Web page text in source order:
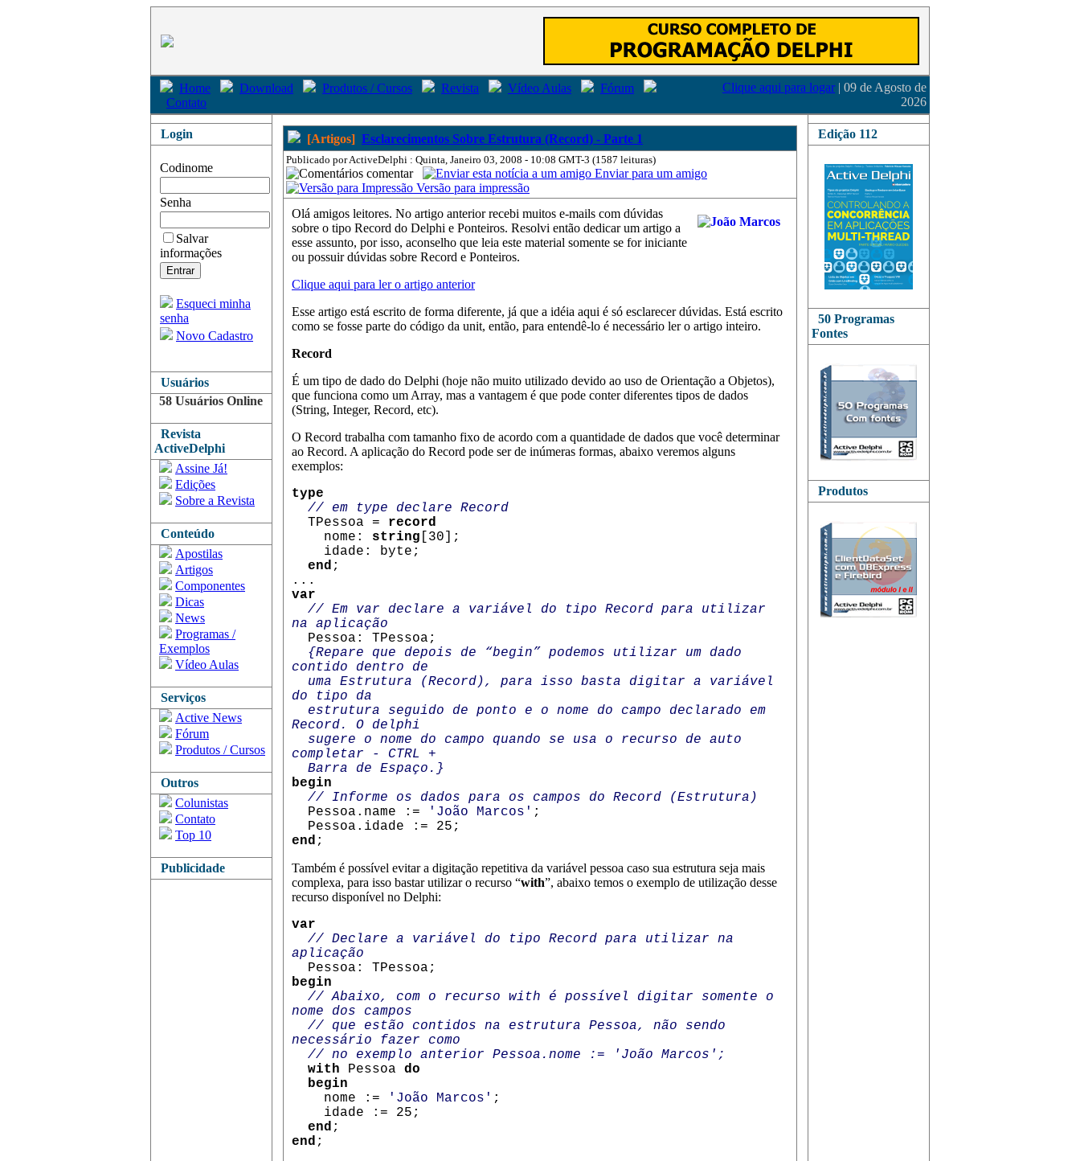
Home Download Produtos / Cursos Revista Vídeo Aulas
Fórum
Contato
Clique aqui para logar | 09 de Agosto de
2026
Login
Codinome
Senha
Salvar
informações
Esqueci minha
senha
Novo Cadastro
Usuários
58 Usuários Online
Revista
ActiveDelphi
Assine Já!
Edições
Sobre a Revista
Conteúdo
Apostilas
Artigos
Componentes
Dicas
News
Programas /
Exemplos
Vídeo Aulas
Serviços
Active News
Fórum
Produtos / Cursos
Outros
Colunistas
Contato
Top 10
Publicidade
[Artigos] Esclarecimentos Sobre Estrutura (Record) - Parte 1
Publicado por ActiveDelphi : Quinta, Janeiro 03, 2008 - 10:08 GMT-3 (1587 leituras)
comentar
Enviar para um amigo
Versão para impressão
Olá amigos leitores. No artigo anterior recebi muitos e-mails com dúvidas
sobre o tipo Record do Delphi e Ponteiros. Resolvi então dedicar um artigo a
esse assunto, por isso, aconselho que leia este material somente se for iniciante
ou possuir dúvidas sobre Record e Ponteiros.
Clique aqui para ler o artigo anterior
Esse artigo está escrito de forma diferente, já que a idéia aqui é só esclarecer dúvidas. Está escrito
como se fosse parte do código da unit, então, para entendê-lo é necessário ler o artigo inteiro.
Record
É um tipo de dado do Delphi (hoje não muito utilizado devido ao uso de Orientação a Objetos),
que funciona como um Array, mas a vantagem é que pode conter diferentes tipos de dados
(String, Integer, Record, etc).
O Record trabalha com tamanho fixo de acordo com a quantidade de dados que você determinar
ao Record. A aplicação do Record pode ser de inúmeras formas, abaixo veremos alguns
exemplos:
type
// em type declare Record
TPessoa = record
nome: string [30];
idade: byte;
end ;
...
var
// Em var declare a variável do tipo Record para utilizar
na aplicação
Pessoa: TPessoa;
{Repare que depois de “begin” podemos utilizar um dado
contido dentro de
uma Estrutura (Record), para isso basta digitar a variável
do tipo da
estrutura seguido de ponto e o nome do campo declarado em
Record. O delphi
sugere o nome do campo quando se usa o recurso de auto
completar - CTRL +
Barra de Espaço.}
begin
// Informe os dados para os campos do Record (Estrutura)
Pessoa.name :=
'João Marcos' ;
Pessoa.idade := 25;
end ;
Também é possível evitar a digitação repetitiva da variável pessoa caso sua estrutura seja mais
complexa, para isso bastar utilizar o recurso “with”, abaixo temos o exemplo de utilização desse
recurso disponível no Delphi:
var
// Declare a variável do tipo Record para utilizar na
aplicação
Pessoa: TPessoa;
begin
// Abaixo, com o recurso with é possível digitar somente o
nome dos campos
// que estão contidos na estrutura Pessoa, não sendo
necessário fazer como
// no exemplo anterior Pessoa.nome := 'João Marcos';
with Pessoa do
begin
nome :=
'João Marcos' ;
idade := 25;
end ;
end ;
Edição 112
50 Programas
Fontes
Produtos